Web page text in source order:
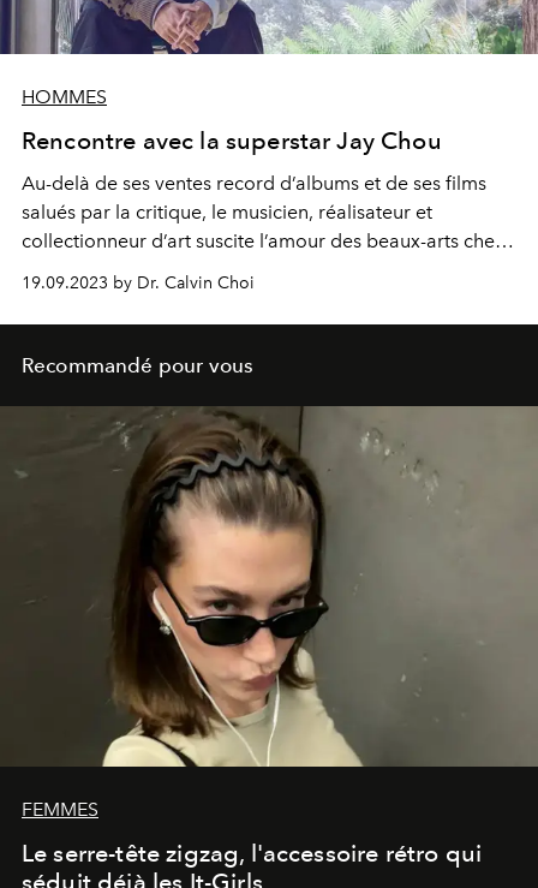
HOMMES
Rencontre avec la superstar Jay Chou
Au-delà de ses ventes record d’albums et de ses films
salués par la critique, le musicien, réalisateur et
collectionneur d’art suscite l’amour des beaux-arts chez
19.09.2023 by Dr. Calvin Choi
Recommandé pour vous
FEMMES
Le serre-tête zigzag, l'accessoire rétro qui
séduit déjà les It-Girls